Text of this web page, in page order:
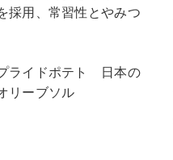
採用、常習性とやみつ
ライドポテト 日本の
リーブソル